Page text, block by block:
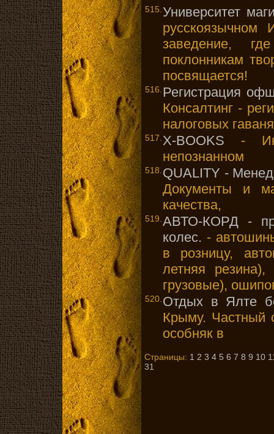
515. Университет
русскоязычном
заведение,
поклонникам
посвящается!
516. Регистрация
Консалтинг -
налоговых
517. X-BOOKS -
непознанном
518. QUALITY -
Документы и
качества,
519. АВТО-КОРД -
колес. -
в розницу,
летняя
грузовые),
520. Отдых в Ялте
Крыму. Частный
особняк в
Страницы: 1 2 3 4 5 6 7 8 9 10
31